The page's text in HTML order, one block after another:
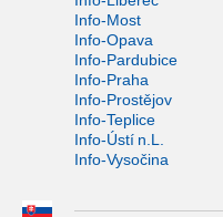
Info-Most
Info-Opava
Info-Pardubice
Info-Praha
Info-Prostějov
Info-Teplice
Info-Ústí n.L.
Info-Vysočina